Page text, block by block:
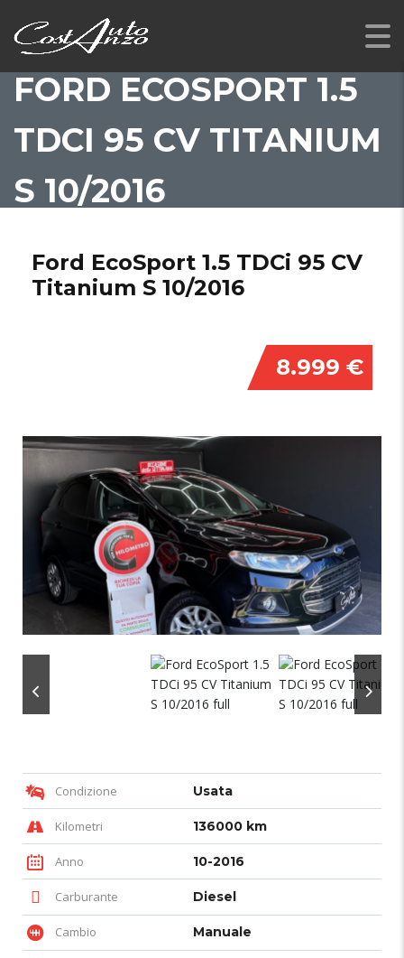
FORD ECOSPORT 1.5
TDCI 95 CV TITANIUM
S 10/2016
Ford EcoSport 1.5 TDCi 95 CV
Titanium S 10/2016
8.999 €
Condizione Usata
Kilometri 136000 km
Anno 10-2016
Carburante Diesel
Cambio Manuale